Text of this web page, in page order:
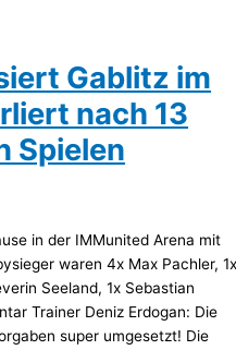
Gablitz im
nach 13
Spielen
in der IMMunited Arena mit
waren 4x Max Pachler,
Seeland, 1x Sebastian
Trainer Deniz Erdogan: Die
super umgesetzt! Die